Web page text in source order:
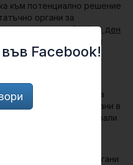
към потенциално решение
органи за
само в САЩна ден
нови органи
учените са
които са
в начален стадий на
са имплантирани в
успешно са се развивали
са се развили
първите заченки на органи
Facebook!